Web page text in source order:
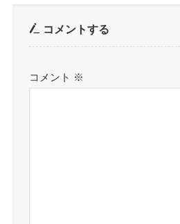
コメントする
コメント ※